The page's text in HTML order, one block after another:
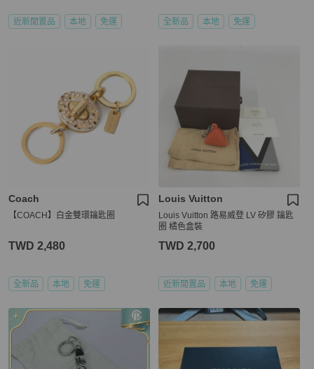
近新閒置品 本地 免運 全新品 本地 免運
Coach
【COACH】白金雙環鑰匙圈
TWD 2,480
全新品 本地 免運
Louis Vuitton
Louis Vuitton 路易威登 LV 矽膠 鑰匙
圈 橘色盒裝
TWD 2,700
近新閒置品 本地 免運